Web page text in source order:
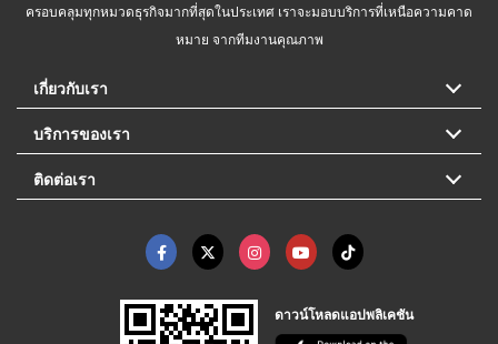
ครอบคลุมทุกหมวดธุรกิจมากที่สุดในประเทศ เราจะมอบบริการที่เหนือความคาด
หมาย จากทีมงานคุณภาพ
เกี่ยวกับเรา
บริการของเรา
ติดต่อเรา
ดาวน์โหลดแอปพลิเคชัน